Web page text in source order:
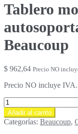
Tablero
Beaucoup
$ 962,64 Precio NO
Precio NO incluye IVA.
Tablero
modular
autosoportado
200X80X60
Añadir al carrito
Categorías: Beaucoup,